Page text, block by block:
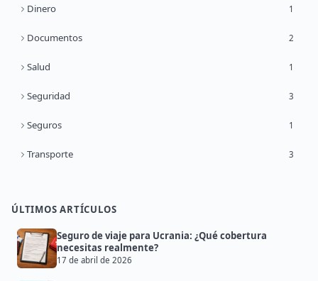
Dinero 1
Documentos 2
Salud 1
Seguridad 3
Seguros 1
Transporte 3
ÚLTIMOS ARTÍCULOS
Seguro de viaje para Ucrania: ¿Qué cobertura
necesitas realmente?
17 de abril de 2026